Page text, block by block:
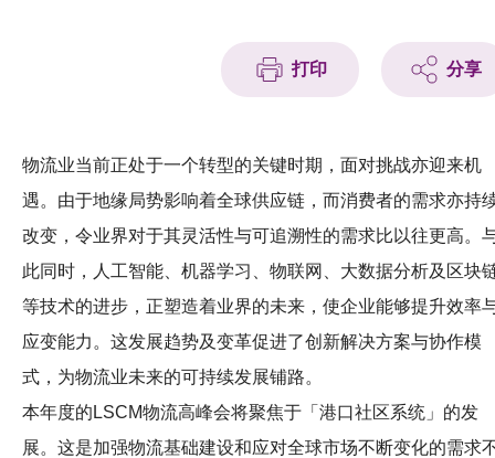
科技分享
会籍
打印 分享
物流业当前正处于一个转型的关键时期，面对挑战亦迎来机
遇。由于地缘局势影响着全球供应链，而消费者的需求亦持
改变，令业界对于其灵活性与可追溯性的需求比以往更高。
此同时，人工智能、机器学习、物联网、大数据分析及区块
等技术的进步，正塑造着业界的未来，使企业能够提升效率
应变能力。这发展趋势及变革促进了创新解决方案与协作模
式，为物流业未来的可持续发展铺路。
本年度的LSCM物流高峰会将聚焦于「港口社区系统」的发
展。这是加强物流基础建设和应对全球市场不断变化的需求